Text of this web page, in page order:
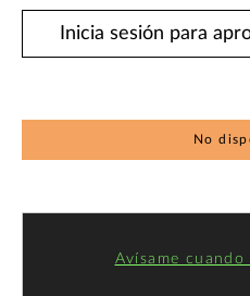
Inicia sesión para
No
Avísame